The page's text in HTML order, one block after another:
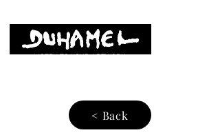
LISTEN TO YOUR ARTWORK
< Back